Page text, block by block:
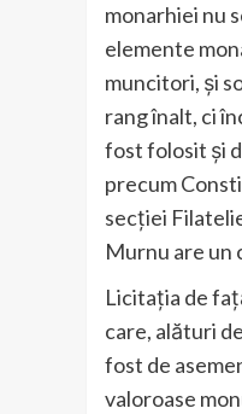
monarhiei nu
elemente
muncitori, și
rang înalt, ci
fost folosit și
precum
secției
Murnu are un
Licitația de
care, alături
fost de
valoroase